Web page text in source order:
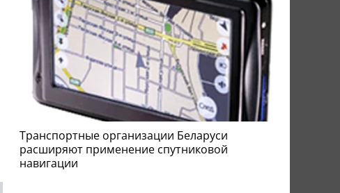
Транспортные организации Беларуси
расширяют применение спутниковой
навигации